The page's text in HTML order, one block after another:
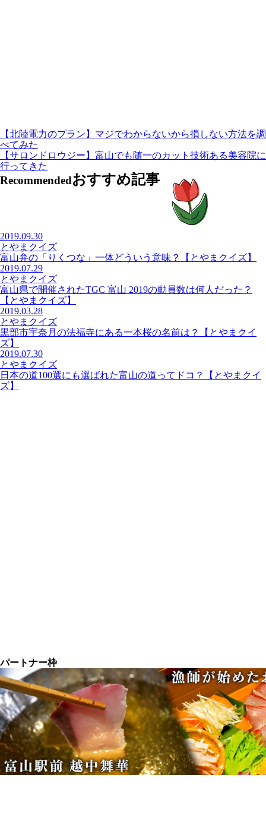
【北陸電力のプラン】マジでわからないから損しない方法を調
べてみた
【サロンドロウジー】富山でも随一のカット技術ある美容院に
行ってきた
Recommendedおすすめ記事
2019.09.30
とやまクイズ
富山弁の「りくつな」一体どういう意味？【とやまクイズ】
2019.07.29
とやまクイズ
富山県で開催されたTGC 富山 2019の動員数は何人だった？
【とやまクイズ】
2019.03.28
とやまクイズ
黒部市宇奈月の法福寺にある一本桜の名前は？【とやまクイ
ズ】
2019.07.30
とやまクイズ
日本の道100選にも選ばれた富山の道ってドコ？【とやまクイ
ズ】
パートナー枠